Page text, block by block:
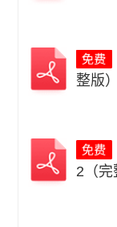
整版
2（完